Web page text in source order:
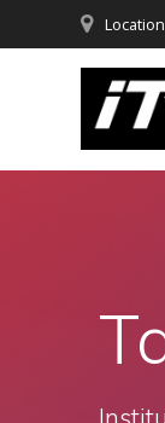
Inhalt